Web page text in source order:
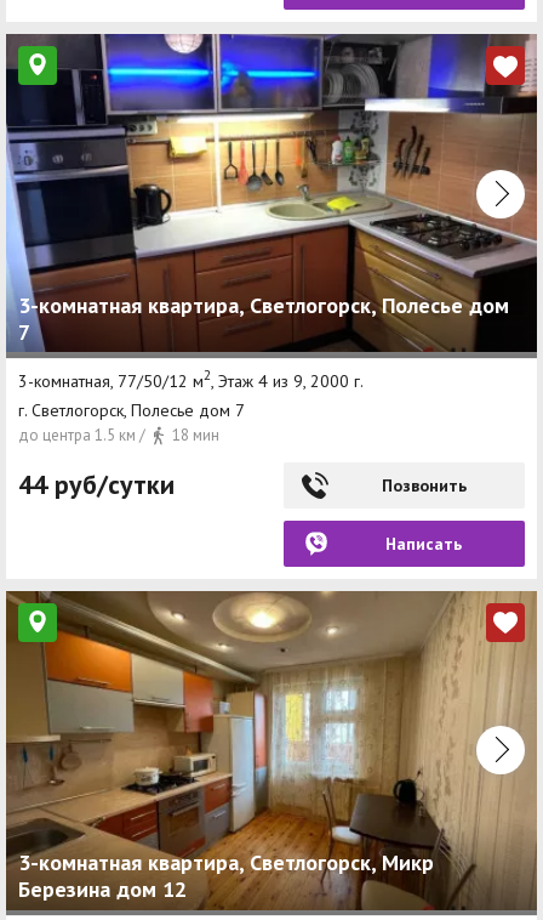
3-комнатная квартира, Светлогорск, Полесье дом
7
3-комнатная, 77/50/12 м2, Этаж 4 из 9, 2000 г.
г. Светлогорск, Полесье дом 7
до центра 1.5 км / 18 мин
44 руб/сутки Позвонить
Написать
3-комнатная квартира, Светлогорск, Микр
Березина дом 12